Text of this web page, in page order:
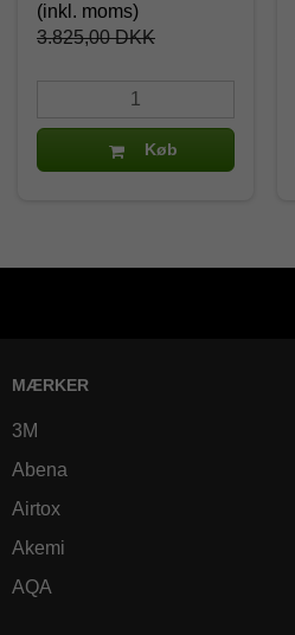
3.825,00 DKK
(inkl. moms)
Køb
MÆRKER
3M
Abena
Airtox
Akemi
AQA